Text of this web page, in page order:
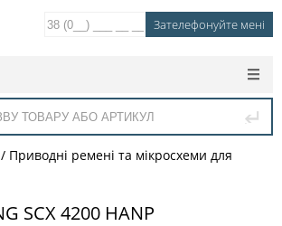
/ Приводні ремені та мікросхеми для
SСX 4200 HANP